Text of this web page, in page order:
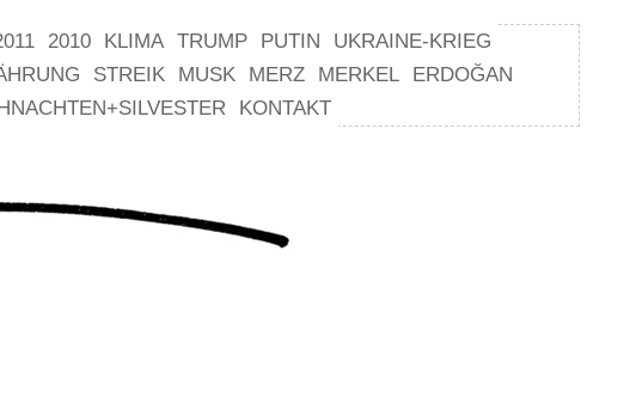
2010 KLIMA TRUMP PUTIN
UKRAINE-KRIEG
STREIK MUSK MERZ MERKEL
ERDOĞAN
KONTAKT